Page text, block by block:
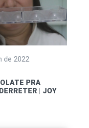
de 2022
PRA
| JOY